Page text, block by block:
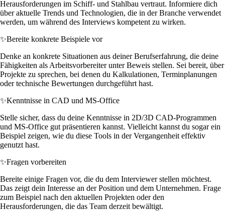
Herausforderungen im Schiff- und Stahlbau vertraut. Informiere dich
über aktuelle Trends und Technologien, die in der Branche verwendet
werden, um während des Interviews kompetent zu wirken.
✨Bereite konkrete Beispiele vor
Denke an konkrete Situationen aus deiner Berufserfahrung, die deine
Fähigkeiten als Arbeitsvorbereiter unter Beweis stellen. Sei bereit, über
Projekte zu sprechen, bei denen du Kalkulationen, Terminplanungen
oder technische Bewertungen durchgeführt hast.
✨Kenntnisse in CAD und MS-Office
Stelle sicher, dass du deine Kenntnisse in 2D/3D CAD-Programmen
und MS-Office gut präsentieren kannst. Vielleicht kannst du sogar ein
Beispiel zeigen, wie du diese Tools in der Vergangenheit effektiv
genutzt hast.
✨Fragen vorbereiten
Bereite einige Fragen vor, die du dem Interviewer stellen möchtest.
Das zeigt dein Interesse an der Position und dem Unternehmen. Frage
zum Beispiel nach den aktuellen Projekten oder den
Herausforderungen, die das Team derzeit bewältigt.